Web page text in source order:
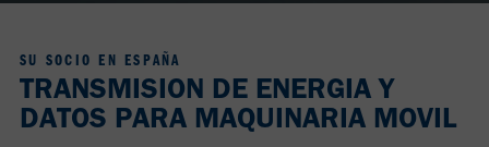
SU SOCIO EN ESPAÑA
TRANSMISION DE ENERGIA Y
DATOS PARA MAQUINARIA MOVIL